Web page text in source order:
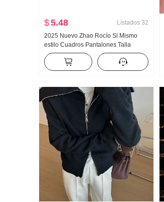
$5.48 Listados 32
2025 Nuevo Zhao Rocío Si Mismo
estilo Cuadros Pantalones Talla
grande Mujer Gordita Niña
Adelgazante Pera Tipo Figura Talle
alto Pantalones de pierna ancha